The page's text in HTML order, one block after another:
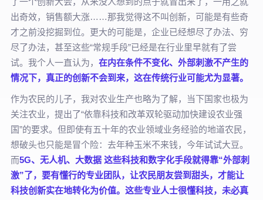
出奇效，销售额大涨……那我觉得这不叫创新，可能是有些奇
才之前没挖掘到位。更大的可能是，企业已经想尽了办法、穷
尽了办法，甚至这些“常规手段”已经是在行业里早就有了尝
试。我个人一直认为， 在内在条件不变化、外部刺激不产生的
情况下，真正的创新不会到来，这在传统行业可能尤为显著。
作为农民的儿子，我对农业生产也略为了解，当下国家也极为
关注农业，提出了“依靠科技和改革双轮驱动加快建设农业强
国”的要求。但即使有五十年的农业领域业务经验的地道农民，
想破头也只能是冒个险：去年种玉米不来钱，今年试试大豆。
而5G、无人机、大数据 这些科技和数字化手段就得靠“外部刺
激”了，要有懂行的专业团队，让农民朋友尝到甜头，才能让
科技创新实在地转化为价值。这些专业人士很懂科技，未必真